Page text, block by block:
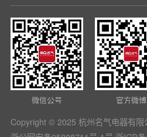
微信公号 官方微博
Copyright © 2025 杭州名气电器有